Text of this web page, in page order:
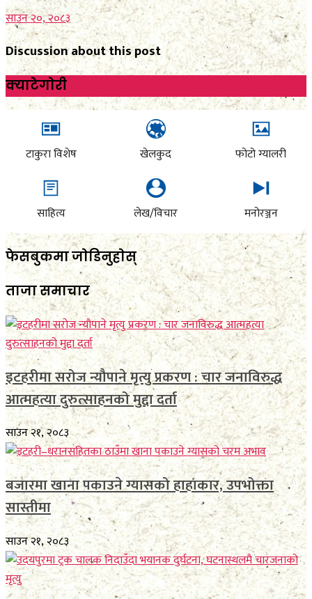
साउन २०, २०८३
Discussion about this post
क्याटेगाेरी
टाकुरा विशेष खेलकुद फोटो ग्यालरी
साहित्य लेख/विचार मनोरञ्जन
फेसबुकमा जाेडिनुहाेस्
ताजा समाचार
इटहरीमा सरोज न्यौपाने मृत्यु प्रकरण : चार जनाविरुद्ध
आत्महत्या दुरुत्साहनको मुद्दा दर्ता
साउन २१, २०८३
बजारमा खाना पकाउने ग्यासको हाहाकार, उपभोक्ता
सास्तीमा
साउन २१, २०८३